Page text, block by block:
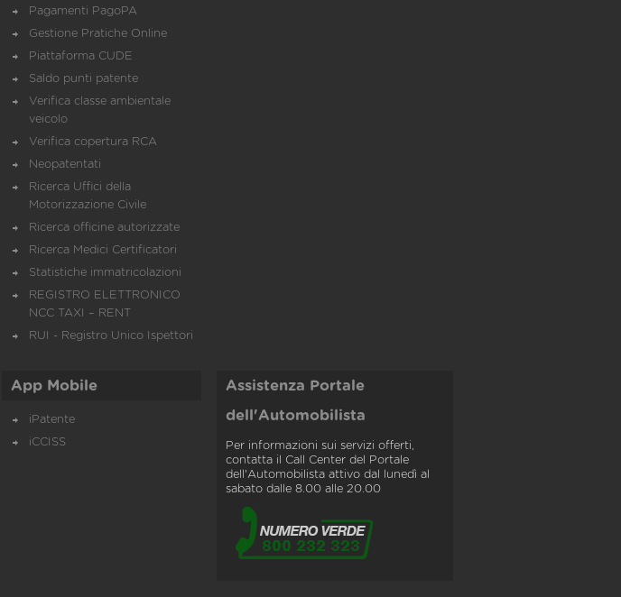
Pagamenti PagoPA
Gestione Pratiche Online
Piattaforma CUDE
Saldo punti patente
Verifica classe ambientale
veicolo
Verifica copertura RCA
Neopatentati
Ricerca Uffici della
Motorizzazione Civile
Ricerca officine autorizzate
Ricerca Medici Certificatori
Statistiche immatricolazioni
REGISTRO ELETTRONICO
NCC TAXI – RENT
RUI - Registro Unico Ispettori
App Mobile
iPatente
iCCISS
Assistenza Portale
dell'Automobilista
Per informazioni sui servizi offerti,
contatta il Call Center del Portale
dell'Automobilista attivo dal lunedì al
sabato dalle 8.00 alle 20.00